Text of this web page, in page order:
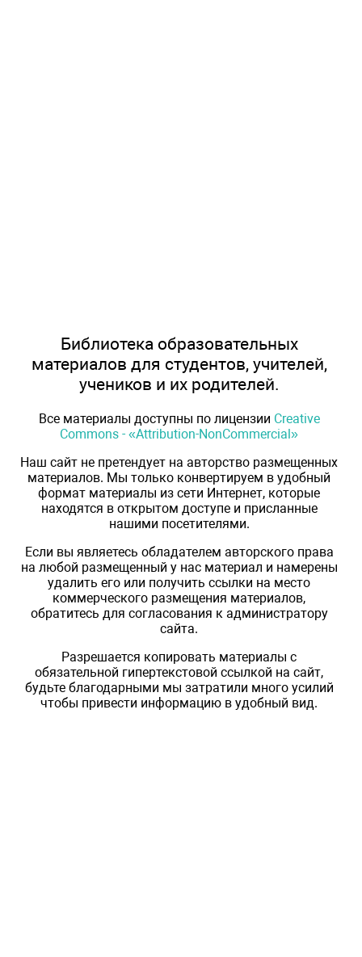
Библиотека образовательных
материалов для студентов, учителей,
учеников и их родителей.
Все материалы доступны по лицензии Creative
Commons - «Attribution-NonCommercial»
Наш сайт не претендует на авторство размещенных
материалов. Мы только конвертируем в удобный
формат материалы из сети Интернет, которые
находятся в открытом доступе и присланные
нашими посетителями.
Если вы являетесь обладателем авторского права
на любой размещенный у нас материал и намерены
удалить его или получить ссылки на место
коммерческого размещения материалов,
обратитесь для согласования к администратору
сайта.
Разрешается копировать материалы с
обязательной гипертекстовой ссылкой на сайт,
будьте благодарными мы затратили много усилий
чтобы привести информацию в удобный вид.